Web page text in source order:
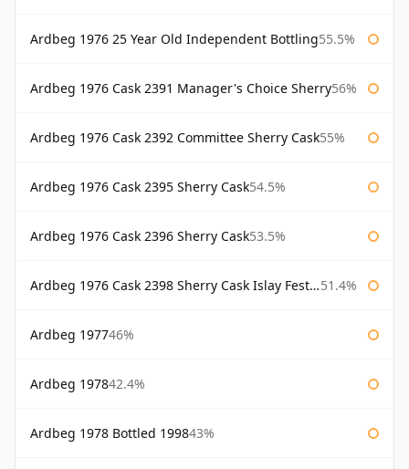
Ardbeg 1976 25 Year Old Independent Bottling55.5%
Ardbeg 1976 Cask 2391 Manager's Choice Sherry56%
Ardbeg 1976 Cask 2392 Committee Sherry Cask55%
Ardbeg 1976 Cask 2395 Sherry Cask54.5%
Ardbeg 1976 Cask 2396 Sherry Cask53.5%
Ardbeg 1976 Cask 2398 Sherry Cask Islay Festival 2004 51.4%
Ardbeg 197746%
Ardbeg 197842.4%
Ardbeg 1978 Bottled 199843%